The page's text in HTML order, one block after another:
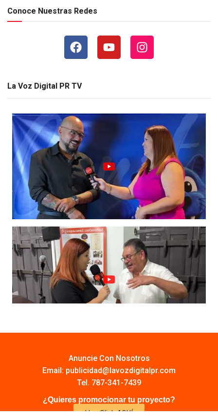
Conoce Nuestras Redes
La Voz Digital PR TV
Anuncie Con Nosotros
Email: publicidad@lavozdigitalpr.com
Tel. 787-341-7439
¿Quieres promocionar tu proyecto?
Haz Click AQUÍ